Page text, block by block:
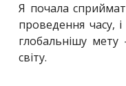
Я почала
проведення часу,
глобальнішу
світу.